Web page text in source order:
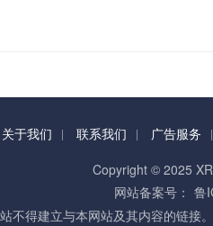
关于我们 联系我们 广告服务
Copyright © 2025
网站备案号： 鲁
不得建立与本网站及其内容的链接